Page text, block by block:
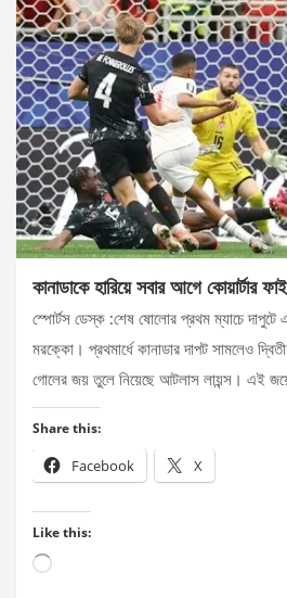
কানাডাকে হারিয়ে সবার আগে কোয়ার্টার
স্পোর্টস ডেস্ক :শেষ ষোলোর প্রথম ম্যাচে দাপুটে
মরক্কো। প্রথমার্ধে কানাডার দাপট সামলেও
গোলের জয় তুলে নিয়েছে আটলাস লায়ন্স। এই জয়ে
Share this:
Facebook X
Like this:
Loading…